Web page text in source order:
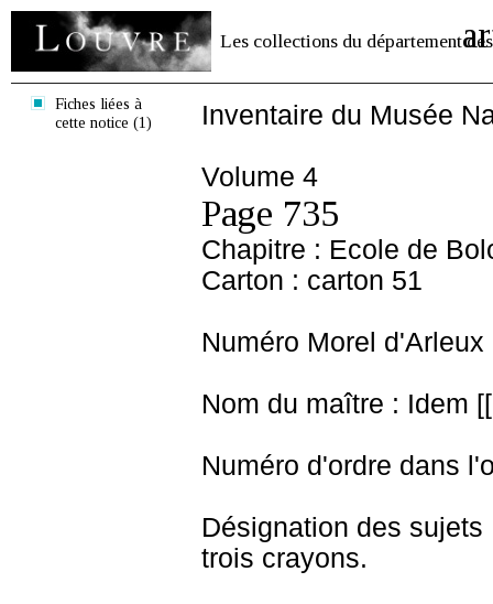
Les collections du département des
Fiches liées à
cette notice (1)
Inventaire du Musée
Volume 4
Page 735
Chapitre : Ecole de
Carton : carton 51
Numéro Morel d'Arleux
Nom du maître : Idem
Numéro d'ordre dans
Désignation des
trois crayons.